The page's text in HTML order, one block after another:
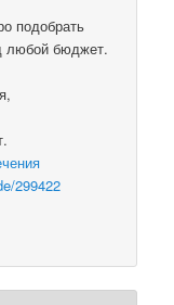
подобрать
любой бюджет.
299422